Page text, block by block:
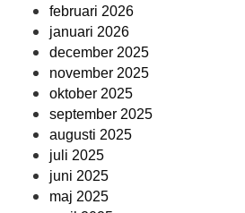
februari 2026
januari 2026
december 2025
november 2025
oktober 2025
september 2025
augusti 2025
juli 2025
juni 2025
maj 2025